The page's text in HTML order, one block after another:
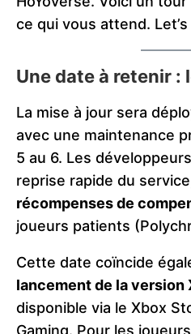
ce qui vous attend. Let’s
Une date à retenir :
La mise à jour sera
avec une maintenance
5 au 6. Les
reprise rapide du
récompenses de
joueurs patients
Cette date coïncide
lancement de la version
disponible via le Xbox
Gaming. Pour les